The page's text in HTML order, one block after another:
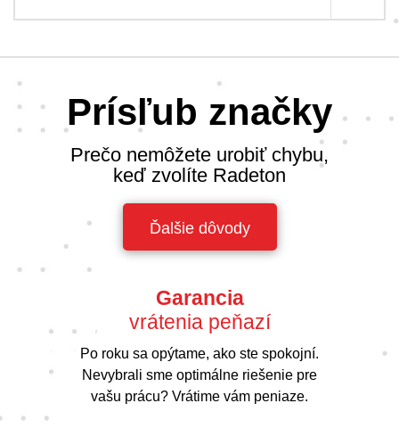
Prísľub značky
Prečo nemôžete urobiť chybu,
keď zvolíte Radeton
Ďalšie dôvody
Garancia
vrátenia peňazí
Po roku sa opýtame, ako ste spokojní.
Nevybrali sme optimálne riešenie pre
vašu prácu? Vrátime vám peniaze.